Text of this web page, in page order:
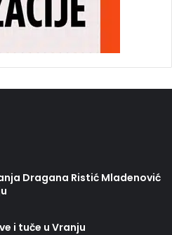
Dragana Ristić Mladenović
i tuče u Vranju